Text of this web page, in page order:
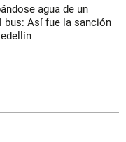
agua de un
bus: Así fue la sanción